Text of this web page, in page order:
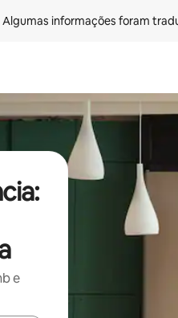
Algumas informações foram
e